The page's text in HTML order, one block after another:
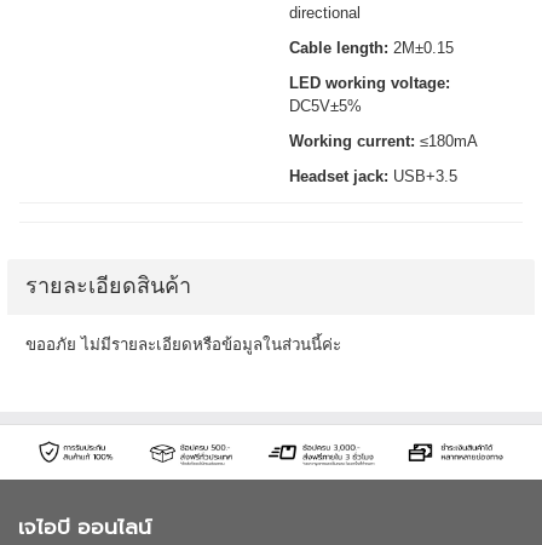
directional
Cable length: 2M±0.15
LED working voltage:
DC5V±5%
Working current: ≤180mA
Headset jack: USB+3.5
รายละเอียดสินค้า
ขออภัย ไม่มีรายละเอียดหรือข้อมูลในส่วนนี้ค่ะ
เจไอบี ออนไลน์